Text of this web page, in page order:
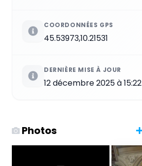
COORDONNÉES GPS
45.53973,10.21531
DERNIÈRE MISE À JOUR
12 décembre 2025 à 15:22
Photos